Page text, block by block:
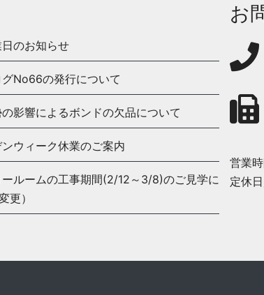
のお知らせ
No66の発行について
影響によるボンドの欠品について
ウィーク休業のご案内
ルームの工事期間(2/12～3/8)のご見学に
更）
お
営業
定休